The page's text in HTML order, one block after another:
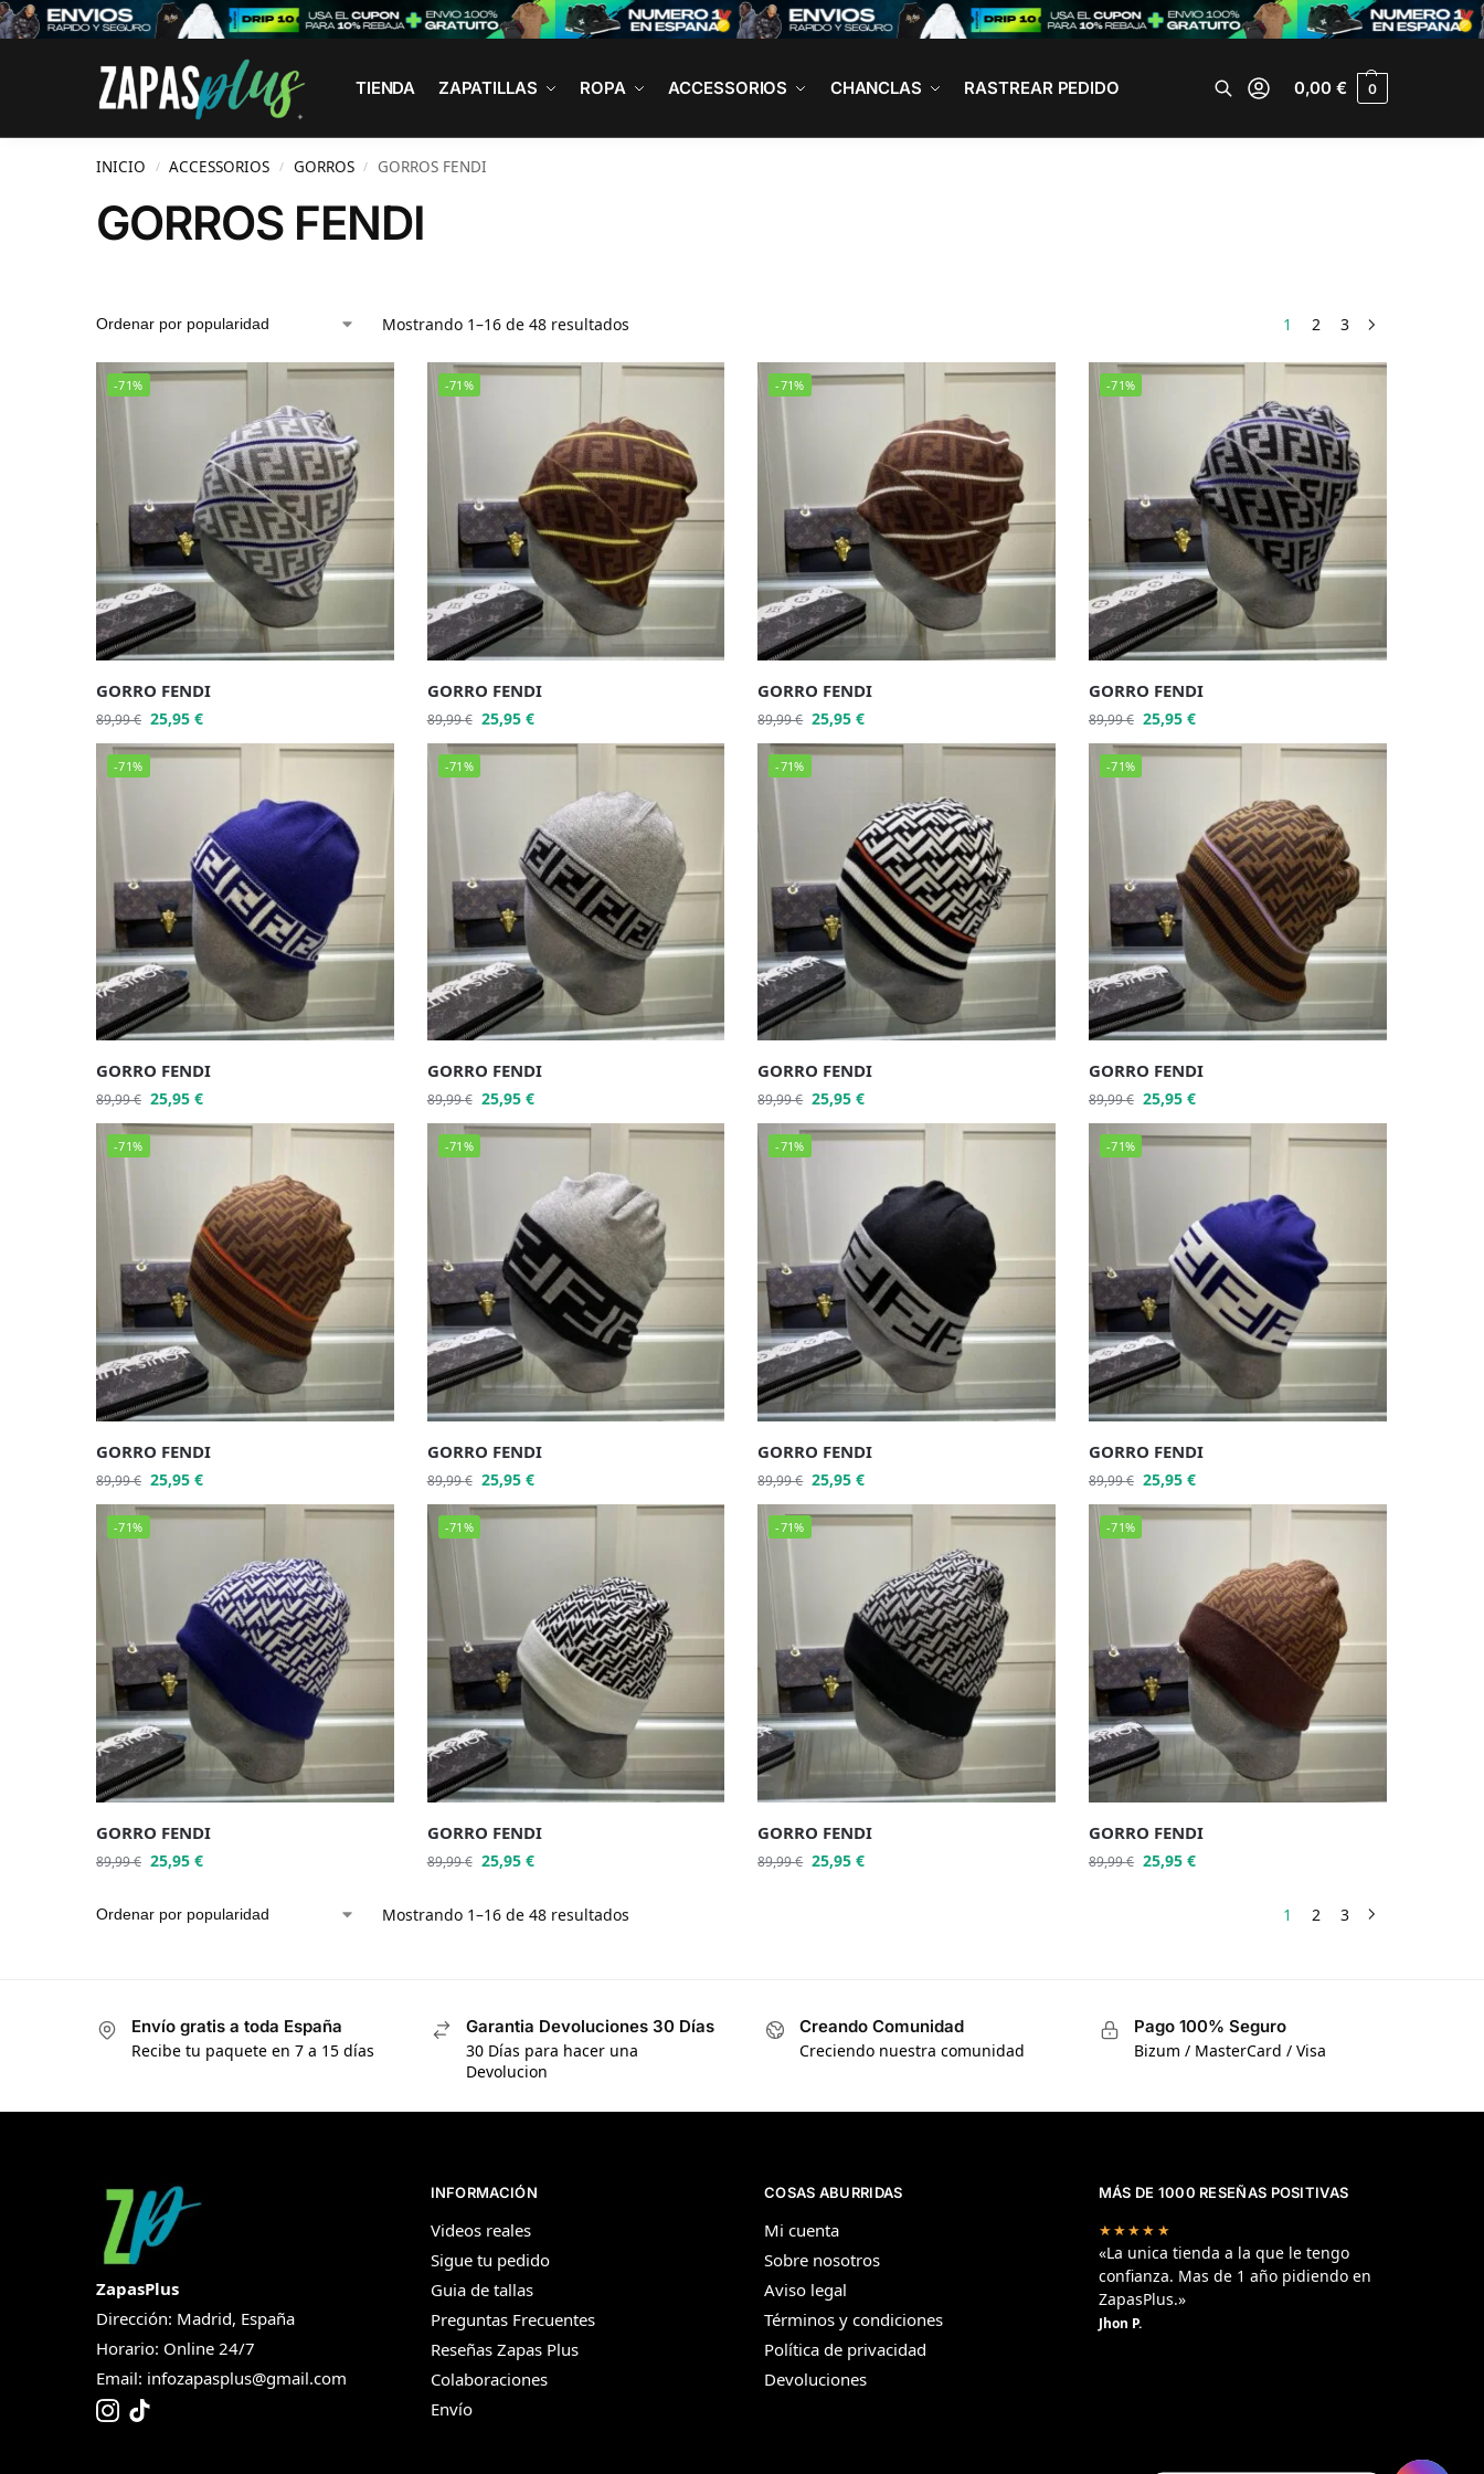
TIENDA ZAPATILLAS ROPA ACCESSORIOS CHANCLAS RASTREAR PEDIDO
Search
0,00€ 0
INICIO / ACCESSORIOS / GORROS / GORROS FENDI
GORROS FENDI
Mostrando 1–16 de 48 resultados 1 2 3
-71%
GORRO FENDI
89,99€ 25,95 €
-71%
GORRO FENDI
89,99€ 25,95 €
-71%
GORRO FENDI
89,99€ 25,95€
-71%
GORRO FENDI
89,99€ 25,95 €
-71%
GORRO FENDI
89,99€ 25,95 €
-71%
GORRO FENDI
89,99€ 25,95 €
-71%
GORRO FENDI
89,99€ 25,95€
-71%
GORRO FENDI
89,99€ 25,95 €
-71%
GORRO FENDI
89,99€ 25,95 €
-71%
GORRO FENDI
89,99€ 25,95 €
-71%
GORRO FENDI
89,99€ 25,95€
-71%
GORRO FENDI
89,99€ 25,95 €
-71%
GORRO FENDI
89,99€ 25,95 €
-71%
GORRO FENDI
89,99€ 25,95 €
-71%
GORRO FENDI
89,99€ 25,95€
-71%
GORRO FENDI
89,99€ 25,95 €
Mostrando 1–16 de 48 resultados 1 2 3
Envío gratis a toda España
Recibe tu paquete en 7 a 15 días
Garantia Devoluciones 30 Días
30 Días para hacer una
Devolucion
Creando Comunidad
Creciendo nuestra comunidad
Pago 100% Seguro
Bizum / MasterCard / Visa
ZapasPlus
Dirección: Madrid, España
Horario: Online 24/7
Email: infozapasplus@gmail.com
INFORMACIÓN
Videos reales
Sigue tu pedido
Guia de tallas
Preguntas Frecuentes
Reseñas Zapas Plus
Colaboraciones
Envío
COSAS ABURRIDAS
Mi cuenta
Sobre nosotros
Aviso legal
Términos y condiciones
Política de privacidad
Devoluciones
MÁS DE 1000 RESEÑAS POSITIVAS
★★★★★
«La unica tienda a la que le tengo
confianza. Mas de 1 año pidiendo en
ZapasPlus.»
Jhon P.